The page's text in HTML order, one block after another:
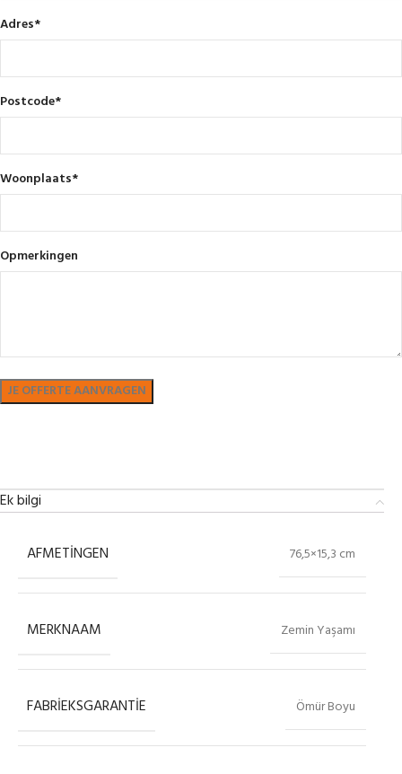
Adres*
Postcode*
Woonplaats*
Opmerkingen
Ek bilgi
AFMETINGEN 76,5×15,3 cm
MERKNAAM Zemin Yaşamı
FABRIEKSGARANTIE Ömür Boyu